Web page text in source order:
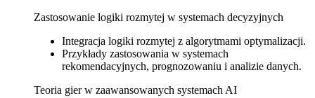
Zastosowanie logiki rozmytej w systemach decyzyjnych
Integracja logiki rozmytej z algorytmami optymalizacji.
Przykłady zastosowania w systemach
rekomendacyjnych, prognozowaniu i analizie danych.
Teoria gier w zaawansowanych systemach AI